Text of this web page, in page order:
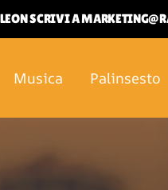
SCRIVI A
Musica Palinsesto